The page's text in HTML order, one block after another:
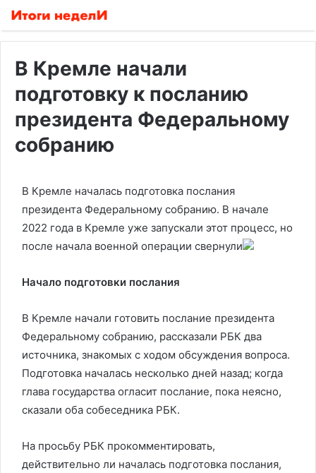
В Кремле начали
подготовку к посланию
президента Федеральному
собранию
В Кремле началась подготовка послания
президента Федеральному собранию. В начале
2022 года в Кремле уже запускали этот процесс, но
после начала военной операции свернули
Начало подготовки послания
В Кремле начали готовить послание президента
Федеральному собранию, рассказали РБК два
источника, знакомых с ходом обсуждения вопроса.
Подготовка началась несколько дней назад; когда
глава государства огласит послание, пока неясно,
сказали оба собеседника РБК.
На просьбу РБК прокомментировать,
действительно ли началась подготовка послания,